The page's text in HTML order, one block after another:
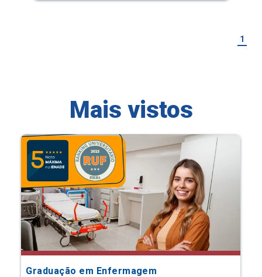
1
Mais vistos
Graduação em Enfermagem